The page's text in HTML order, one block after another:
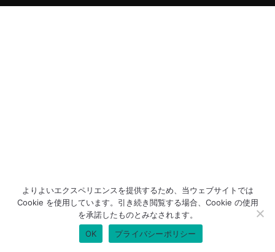
よりよいエクスペリエンスを提供するため、当ウェブサイトでは
Cookie を使用しています。引き続き閲覧する場合、Cookie の使用
を承諾したものとみなされます。
OK
プライバシーポリシー